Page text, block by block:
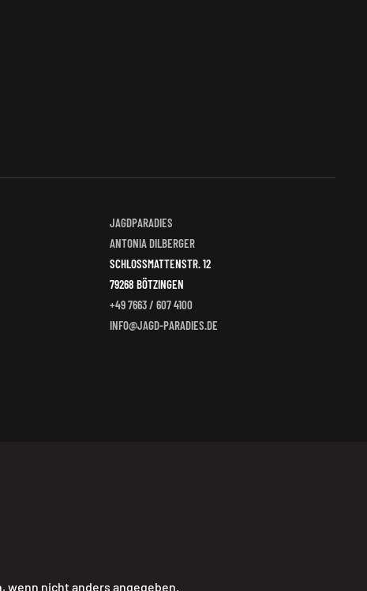
JAGDPARADIES
ANTONIA DILBERGER
SCHLOSSMATTENSTR. 12
79268 BÖTZINGEN
+49 7663 / 607 4100
INFO@JAGD-PARADIES.DE
wenn nicht anders angegeben.